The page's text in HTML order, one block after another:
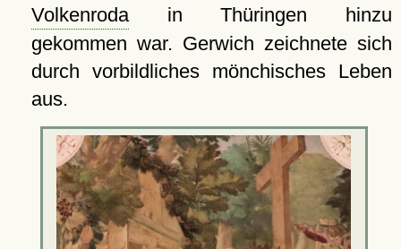
Volkenrodain Thüringen hinzu
gekommen war. Gerwich zeichnete sich
durch vorbildliches mönchisches Leben
aus.